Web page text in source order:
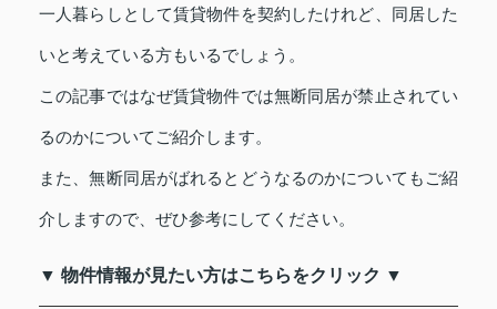
一人暮らしとして賃貸物件を契約したけれど、同居した
いと考えている方もいるでしょう。
この記事ではなぜ賃貸物件では無断同居が禁止されてい
るのかについてご紹介します。
また、無断同居がばれるとどうなるのかについてもご紹
介しますので、ぜひ参考にしてください。
▼ 物件情報が見たい方はこちらをクリック ▼